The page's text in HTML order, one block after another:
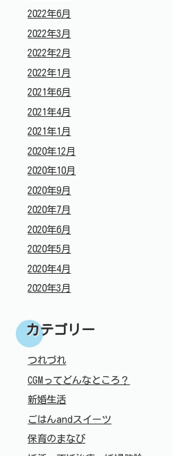
2022年6月
2022年3月
2022年2月
2022年1月
2021年6月
2021年4月
2021年1月
2020年12月
2020年10月
2020年9月
2020年7月
2020年6月
2020年5月
2020年4月
2020年3月
カテゴリー
つれづれ
CGMってどんなところ？
新婚生活
ごはんandスイーツ
保育のまなび